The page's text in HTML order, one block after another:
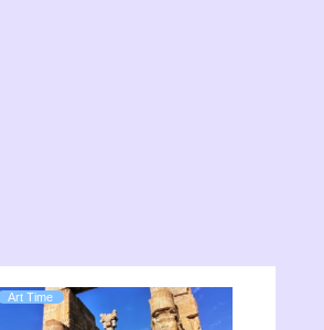
中東
イランの知られざる隠れ家。